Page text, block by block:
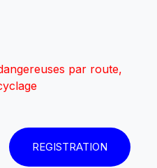
par route,
REGISTRATION